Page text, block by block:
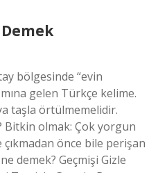
bölgesinde “evin
gelen Türkçe kelime.
taşla örtülmemelidir.
Bitkin olmak: Çok yorgun
önce bile perişan
demek? Geçmişi Gizle